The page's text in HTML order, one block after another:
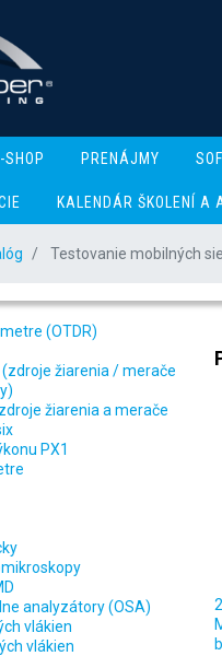
SHOP PRENÁJMY
KALENDÁR ŠKOLENÍ A
Testovanie mobilných
(OTDR)
žiarenia / merače
žiarenia a merače
PX1
analyzátory (OSA)
vlákien
vlákien